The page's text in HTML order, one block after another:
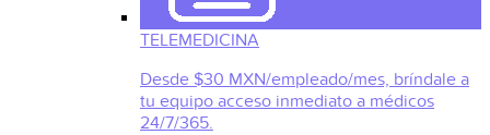
TELEMEDICINA
Desde $30 MXN/empleado/mes, bríndale a
tu equipo acceso inmediato a médicos
24/7/365.